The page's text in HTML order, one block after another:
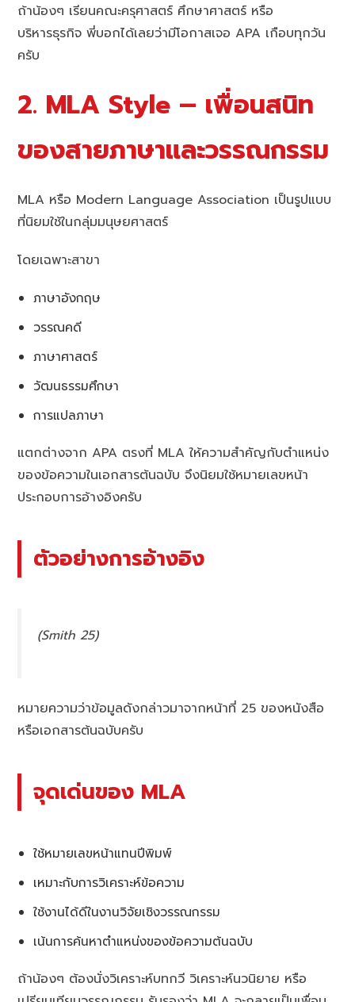
ถ้าน้องๆ เรียนคณะครุศาสตร์ ศึกษาศาสตร์ หรือ
บริหารธุรกิจ พี่บอกได้เลยว่ามีโอกาสเจอ APA เกือบทุกวัน
ครับ
2. MLA Style – เพื่อนสนิท
ของสายภาษาและวรรณกรรม
MLA หรือ Modern Language Association เป็นรูปแบบ
ที่นิยมใช้ในกลุ่มมนุษยศาสตร์
โดยเฉพาะสาขา
ภาษาอังกฤษ
วรรณคดี
ภาษาศาสตร์
วัฒนธรรมศึกษา
การแปลภาษา
แตกต่างจาก APA ตรงที่ MLA ให้ความสำคัญกับตำแหน่ง
ของข้อความในเอกสารต้นฉบับ จึงนิยมใช้หมายเลขหน้า
ประกอบการอ้างอิงครับ
ตัวอย่างการอ้างอิง
(Smith 25)
หมายความว่าข้อมูลดังกล่าวมาจากหน้าที่ 25 ของหนังสือ
หรือเอกสารต้นฉบับครับ
จุดเด่นของ MLA
ใช้หมายเลขหน้าแทนปีพิมพ์
เหมาะกับการวิเคราะห์ข้อความ
ใช้งานได้ดีในงานวิจัยเชิงวรรณกรรม
เน้นการค้นหาตำแหน่งของข้อความต้นฉบับ
ถ้าน้องๆ ต้องนั่งวิเคราะห์บทกวี วิเคราะห์นวนิยาย หรือ